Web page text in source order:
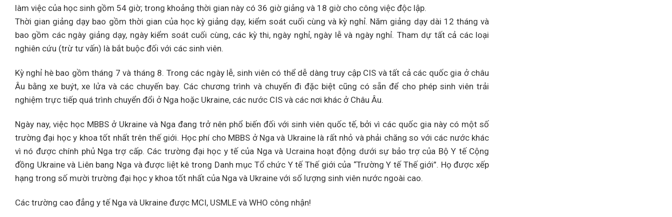
làm việc của học sinh gồm 54 giờ; trong khoảng thời gian này có 36 giờ giảng và 18 giờ cho công việc độc lập.
Thời gian giảng dạy bao gồm thời gian của học kỳ giảng dạy, kiểm soát cuối cùng và kỳ nghỉ. Năm giảng dạy dài 12 tháng và
bao gồm các ngày giảng dạy, ngày kiểm soát cuối cùng, các kỳ thi, ngày nghỉ, ngày lễ và ngày nghỉ. Tham dự tất cả các loại
nghiên cứu (trừ tư vấn) là bắt buộc đối với các sinh viên.
Kỳ nghỉ hè bao gồm tháng 7 và tháng 8. Trong các ngày lễ, sinh viên có thể dễ dàng truy cập CIS và tất cả các quốc gia ở châu
Âu bằng xe buýt, xe lửa và các chuyến bay. Các chương trình và chuyến đi đặc biệt cũng có sẵn để cho phép sinh viên trải
nghiệm trực tiếp quá trình chuyển đổi ở Nga hoặc Ukraine, các nước CIS và các nơi khác ở Châu Âu.
Ngày nay, việc học MBBS ở Ukraine và Nga đang trở nên phổ biến đối với sinh viên quốc tế, bởi vì các quốc gia này có một số
trường đại học y khoa tốt nhất trên thế giới. Học phí cho MBBS ở Nga và Ukraine là rất nhỏ và phải chăng so với các nước khác
vì nó được chính phủ Nga trợ cấp. Các trường đại học y tế của Nga và Ucraina hoạt động dưới sự bảo trợ của Bộ Y tế Cộng
đồng Ukraine và Liên bang Nga và được liệt kê trong Danh mục Tổ chức Y tế Thế giới của “Trường Y tế Thế giới”. Họ được xếp
hạng trong số mười trường đại học y khoa tốt nhất của Nga và Ukraine với số lượng sinh viên nước ngoài cao.
Các trường cao đẳng y tế Nga và Ukraine được MCI, USMLE và WHO công nhận!